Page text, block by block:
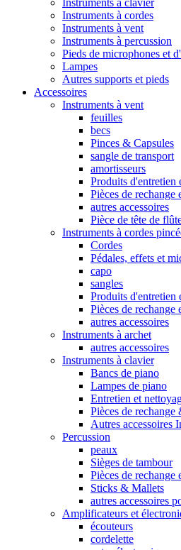
Instruments à cordes
Instruments à vent
Instruments à percussion
Pieds de microphones et
Lampes
Autres supports et pieds
Accessoires
Instruments à vent
feuilles
becs
Pinces & Capsules
sangle de transport
amortisseurs
Produits d'entretien
Pièces de rechange
autres accessoires
Pièce de tête de
Instruments à cordes
Cordes
Pédales, effets et
capo
sangles
Produits d'entretien
Pièces de rechange
autres accessoires
Instruments à archet
autres accessoires
Instruments à clavier
Bancs de piano
Lampes de piano
Entretien et
Pièces de rechange
Autres accessoires
Percussion
peaux
Sièges de tambour
Pièces de rechange
Sticks & Mallets
autres accessoires
Amplificateurs et
écouteurs
cordelette